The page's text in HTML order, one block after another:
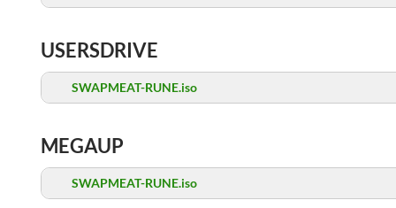
USERSDRIVE
SWAPMEAT-RUNE.iso
MEGAUP
SWAPMEAT-RUNE.iso